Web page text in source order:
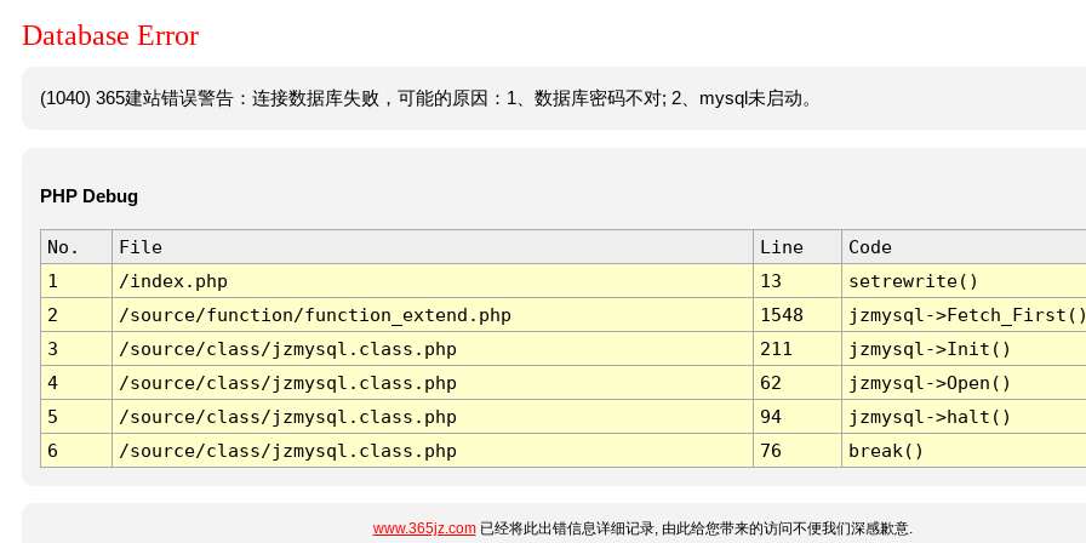
Database Error
(1040) 365建站错误警告：连接数据库失败，可能的原因：1、数据库密码不对; 2、mysql未启动。
PHP Debug
No. File Line
Code
1
/index.php 13
setrewrite()
2
/source/function/function_extend.php 1548
jzmysql-
3
/source/class/jzmysql.class.php 211
jzmysql->Init()
4
/source/class/jzmysql.class.php 62
jzmysql->Open()
5
/source/class/jzmysql.class.php 94
jzmysql->halt()
6
/source/class/jzmysql.class.php 76 break()
www.365jz.com已经将此出错信息详细记录, 由此给您带来的访问不便我们深感歉意.